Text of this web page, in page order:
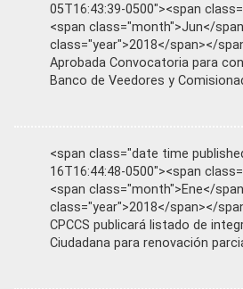
05T16:43:39-0500"><span
<span class="month">Jun</
class="year">2018</span></
Aprobada Convocatoria para
Banco de Veedores y
<span class="date time
16T16:44:48-0500"><span
<span class="month">Ene</
class="year">2018</span></
CPCCS publicará listado de
Ciudadana para renovación